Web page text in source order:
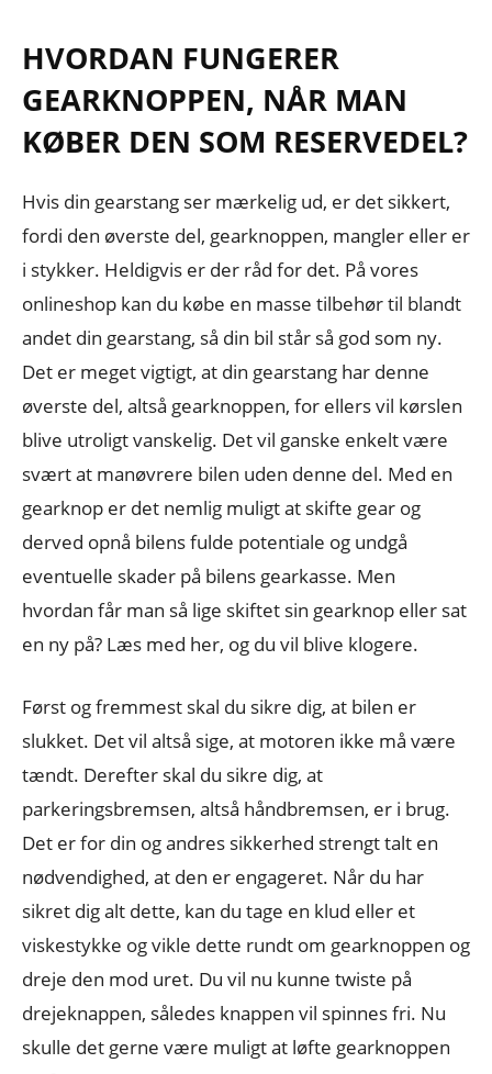
HVORDAN FUNGERER
GEARKNOPPEN, NÅR MAN
KØBER DEN SOM RESERVEDEL?
Hvis din gearstang ser mærkelig ud, er det sikkert,
fordi den øverste del, gearknoppen, mangler eller er
i stykker. Heldigvis er der råd for det. På vores
onlineshop kan du købe en masse tilbehør til blandt
andet din gearstang, så din bil står så god som ny.
Det er meget vigtigt, at din gearstang har denne
øverste del, altså gearknoppen, for ellers vil kørslen
blive utroligt vanskelig. Det vil ganske enkelt være
svært at manøvrere bilen uden denne del. Med en
gearknop er det nemlig muligt at skifte gear og
derved opnå bilens fulde potentiale og undgå
eventuelle skader på bilens gearkasse. Men
hvordan får man så lige skiftet sin gearknop eller sat
en ny på? Læs med her, og du vil blive klogere.
Først og fremmest skal du sikre dig, at bilen er
slukket. Det vil altså sige, at motoren ikke må være
tændt. Derefter skal du sikre dig, at
parkeringsbremsen, altså håndbremsen, er i brug.
Det er for din og andres sikkerhed strengt talt en
nødvendighed, at den er engageret. Når du har
sikret dig alt dette, kan du tage en klud eller et
viskestykke og vikle dette rundt om gearknoppen og
dreje den mod uret. Du vil nu kunne twiste på
drejeknappen, således knappen vil spinnes fri. Nu
skulle det gerne være muligt at løfte gearknoppen